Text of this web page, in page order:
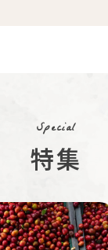
生活雑貨
ブラジル
Special
特集